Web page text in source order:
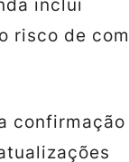
inclui
risco de
confirmação